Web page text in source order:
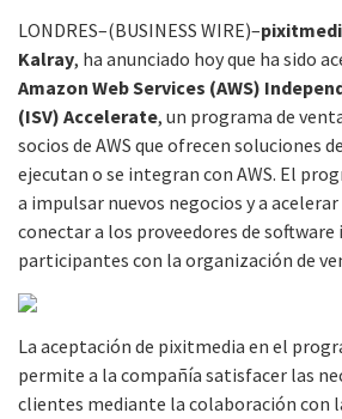
LONDRES–(BUSINESS WIRE)–
Kalray, ha anunciado hoy que ha sido
Amazon Web Services (AWS)
(ISV) Accelerate, un programa de
socios de AWS que ofrecen soluciones
ejecutan o se integran con AWS. El
a impulsar nuevos negocios y a
conectar a los proveedores de software
participantes con la organización de
La aceptación de pixitmedia en el
permite a la compañía satisfacer las
clientes mediante la colaboración con